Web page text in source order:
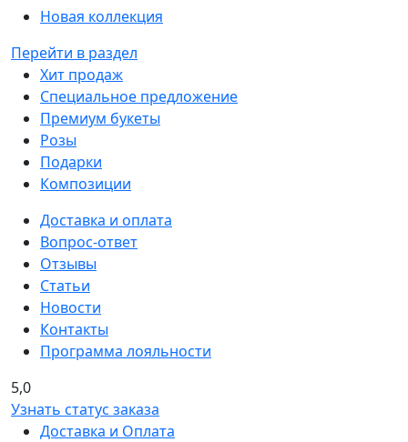
Новая коллекция
Перейти в раздел
Хит продаж
Специальное предложение
Премиум букеты
Розы
Подарки
Композиции
Доставка и оплата
Вопрос-ответ
Отзывы
Статьи
Новости
Контакты
Программа лояльности
5,0
Узнать статус заказа
Доставка и Оплата